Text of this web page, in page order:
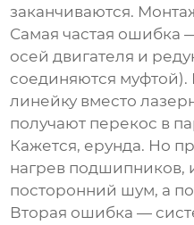
заканчиваются.
Самая частая ошибка
осей двигателя и
соединяются
линейку вместо
получают перекос в
Кажется, ерунда. Но
нагрев подшипников,
посторонний шум, а
Вторая ошибка —